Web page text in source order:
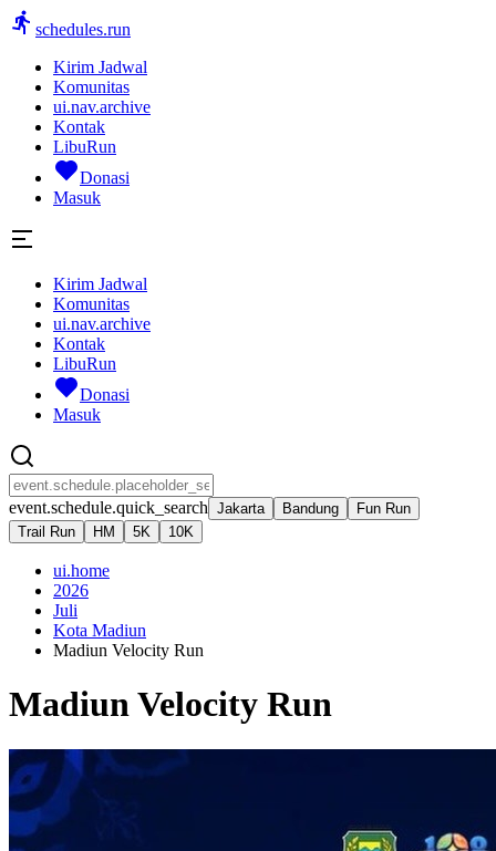
schedules.run
Kirim Jadwal
Komunitas
ui.nav.archive
Kontak
LibuRun
Donasi
Masuk
Kirim Jadwal
Komunitas
ui.nav.archive
Kontak
LibuRun
Donasi
Masuk
event.schedule.quick_search Jakarta Bandung
Fun Run
Trail Run
HM 5K 10K
ui.home
2026
Juli
Kota Madiun
Madiun Velocity Run
Madiun Velocity Run